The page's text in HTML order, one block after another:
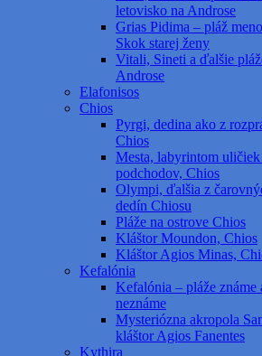
letovisko na Androse
Grias Pidima – pláž
Skok starej ženy
Vitali, Sineti a ďalšie
Androse
Elafonisos
Chios
Pyrgi, dedina ako z
Chios
Mesta, labyrintom uličiek
podchodov, Chios
Olympi, ďalšia z
dedín Chiosu
Pláže na ostrove Chios
Kláštor Moundon, Chios
Kláštor Agios Minas,
Kefalónia
Kefalónia – pláže známe
neznáme
Mysteriózna akropola
kláštor Agios Fanentes
Kythira